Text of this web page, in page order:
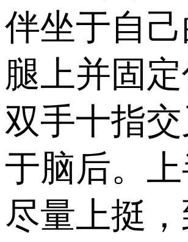
伴坐于自
腿上并固定
双手十指
于脑后。
尽量上挺